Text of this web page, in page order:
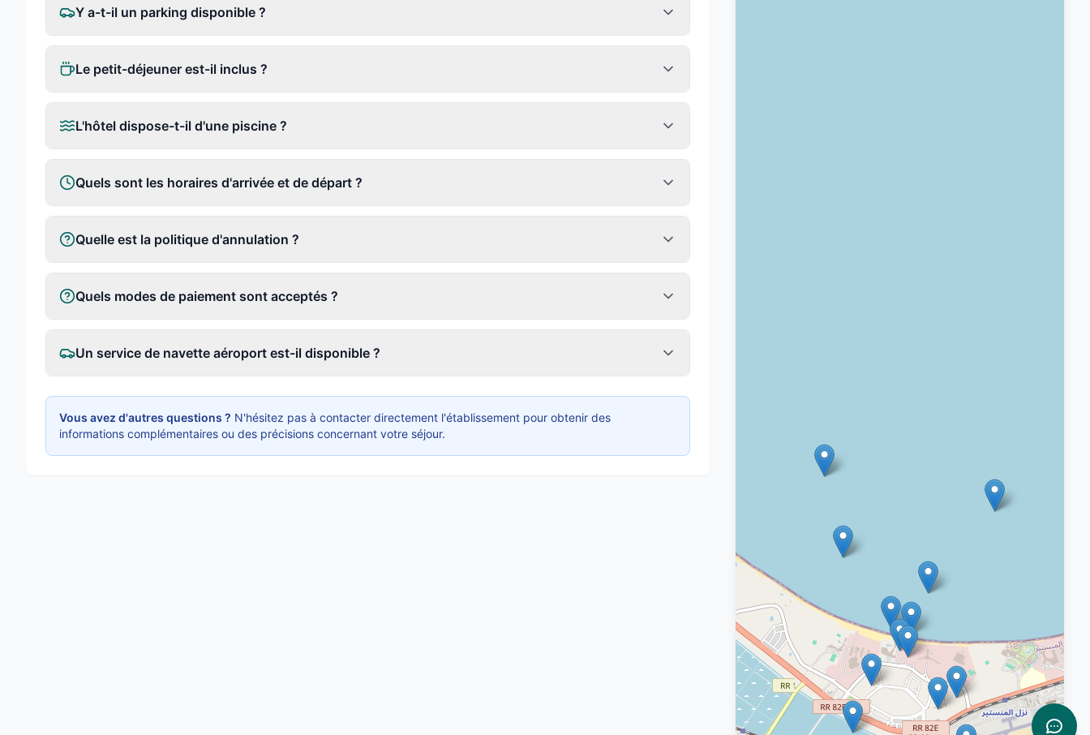
Y a-t-il un parking disponible ?
Le petit-déjeuner est-il inclus ?
L'hôtel dispose-t-il d'une piscine ?
Quels sont les horaires d'arrivée et de départ ?
Quelle est la politique d'annulation ?
Quels modes de paiement sont acceptés ?
Un service de navette aéroport est-il disponible ?
Vous avez d'autres questions ? N'hésitez pas à contacter directement l'établissement pour obtenir des
informations complémentaires ou des précisions concernant votre séjour.